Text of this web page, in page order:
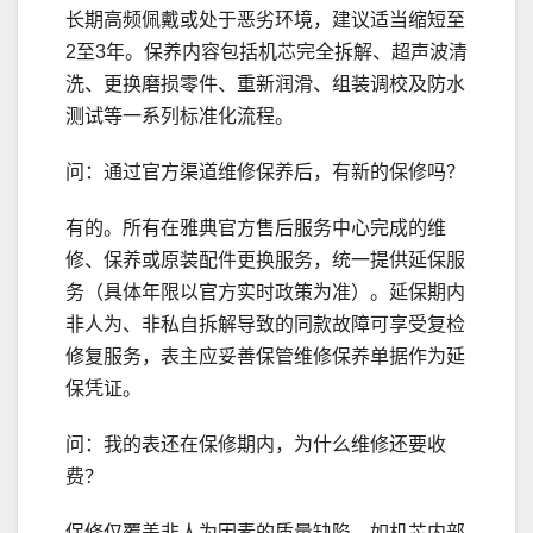
长期高频佩戴或处于恶劣环境，建议适当缩短至
2至3年。保养内容包括机芯完全拆解、超声波清
洗、更换磨损零件、重新润滑、组装调校及防水
测试等一系列标准化流程。
问：通过官方渠道维修保养后，有新的保修吗？
有的。所有在雅典官方售后服务中心完成的维
修、保养或原装配件更换服务，统一提供延保服
务（具体年限以官方实时政策为准）。延保期内
非人为、非私自拆解导致的同款故障可享受复检
修复服务，表主应妥善保管维修保养单据作为延
保凭证。
问：我的表还在保修期内，为什么维修还要收
费？